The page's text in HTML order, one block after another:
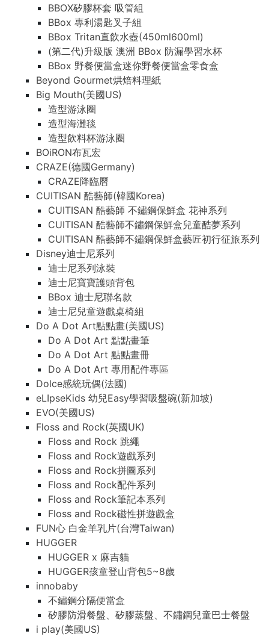
BBOX矽膠杯套 吸管組
BBox 專利湯匙叉子組
BBox Tritan直飲水壺(450ml600ml)
(第二代)升級版 澳洲 BBox 防漏學習水杯
BBox 野餐便當盒迷你野餐便當盒零食盒
Beyond Gourmet烘焙料理紙
Big Mouth(美國US)
造型游泳圈
造型海灘毯
造型飲料杯游泳圈
BOiRON布瓦宏
CRAZE(德國Germany)
CRAZE降臨曆
CUITISAN 酷藝師(韓國Korea)
CUITISAN 酷藝師 不鏽鋼保鮮盒 花神系列
CUITISAN 酷藝師不鏽鋼保鮮盒兒童酷夢系列
CUITISAN 酷藝師不鏽鋼保鮮盒藝匠初行征旅系列
Disney迪士尼系列
迪士尼系列泳裝
迪士尼寶寶護頭背包
BBox 迪士尼聯名款
迪士尼兒童遊戲桌椅組
Do A Dot Art點點畫(美國US)
Do A Dot Art 點點畫筆
Do A Dot Art 點點畫冊
Do A Dot Art 專用配件專區
Dolce感統玩偶(法國)
eLIpseKids 幼兒Easy學習吸盤碗(新加坡)
EVO(美國US)
Floss and Rock(英國UK)
Floss and Rock 跳繩
Floss and Rock遊戲系列
Floss and Rock拼圖系列
Floss and Rock配件系列
Floss and Rock筆記本系列
Floss and Rock磁性拼遊戲盒
FUN心 白金羊乳片(台灣Taiwan)
HUGGER
HUGGER x 麻吉貓
HUGGER孩童登山背包5~8歲
innobaby
不鏽鋼分隔便當盒
矽膠防滑餐盤、矽膠蒸盤、不鏽鋼兒童巴士餐盤
i play(美國US)